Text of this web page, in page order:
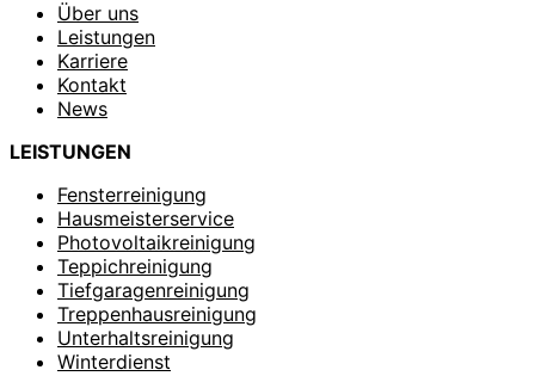
Über uns
Leistungen
Karriere
Kontakt
News
LEISTUNGEN
Fensterreinigung
Hausmeisterservice
Photovoltaikreinigung
Teppichreinigung
Tiefgaragenreinigung
Treppenhausreinigung
Unterhaltsreinigung
Winterdienst